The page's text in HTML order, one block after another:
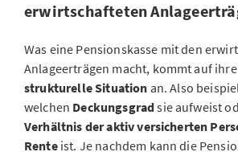
erwirtschafteten
Was eine Pensionskasse mit den
Anlageerträgen macht, kommt auf ihre
strukturelle Situation an. Also
welchen Deckungsgradsie aufweist
Verhältnis der aktiv versicherten
Renteist. Je nachdem kann die